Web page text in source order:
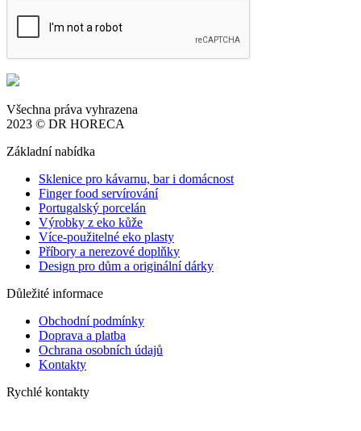
Všechna práva vyhrazena
2023 © DR HORECA
Základní nabídka
Sklenice pro kávarnu, bar i domácnost
Finger food servírování
Portugalský porcelán
Výrobky z eko kůže
Více-použitelné eko plasty
Příbory a nerezové doplňky
Design pro dům a originální dárky
Důležité informace
Obchodní podmínky
Doprava a platba
Ochrana osobních údajů
Kontakty
Rychlé kontakty